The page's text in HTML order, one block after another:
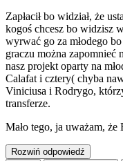
Zapłacił bo widział, że
kogoś chcesz bo widzisz
wyrwać go za młodego
graczu można zapomnieć
nasz projekt oparty na
Calafat i cztery( chyba
Viniciusa i Rodrygo,
transferze.
Mało tego, ja uważam, że
Rozwiń odpowiedź